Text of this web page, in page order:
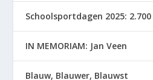
Schoolsportdagen 2025:
IN MEMORIAM: Jan Veen
Blauw, Blauwer, Blauwst